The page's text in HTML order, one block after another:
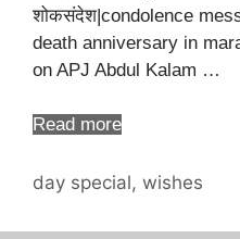
शोकसंदेश|condolence
death anniversary in
on APJ Abdul Kalam …
Read more
Categories
day special, wishes